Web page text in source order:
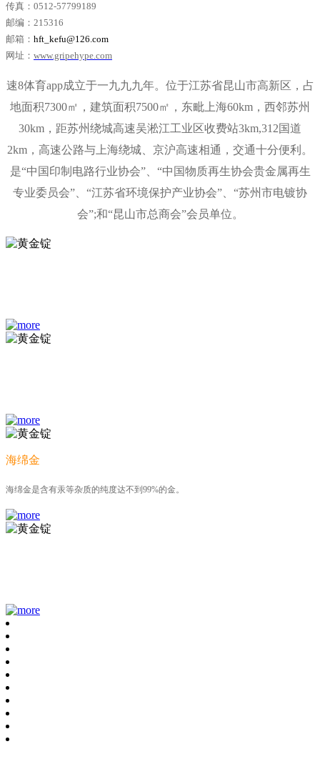
传真：0512-57799189
邮编：215316
邮箱： hft_kefu@126.com
网址： www.gripehype.com
速8体育app成立于一九九九年。位于江苏省昆山市高新区，占
地面积7300㎡，建筑面积7500㎡，东毗上海60km，西邻苏州
30km，距苏州绕城高速吴淞江工业区收费站3km,312国道
2km，高速公路与上海绕城、京沪高速相通，交通十分便利。
是“中国印制电路行业协会”、 “中国物质再生协会贵金属再生
专业委员会”、“江苏省环境保护产业协会”、“苏州市电镀协
会”;和“昆山市总商会”会员单位。
海绵金
海绵金是含有汞等杂质的纯度达不到99%的金。